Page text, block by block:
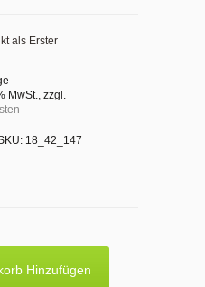
als Erster
MwSt., zzgl.
18_42_147
Hinzufügen